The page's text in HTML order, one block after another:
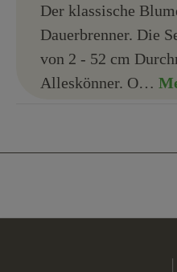
Der klassische
Dauerbrenner. Die
von 2 - 52 cm
Alleskönner. O…